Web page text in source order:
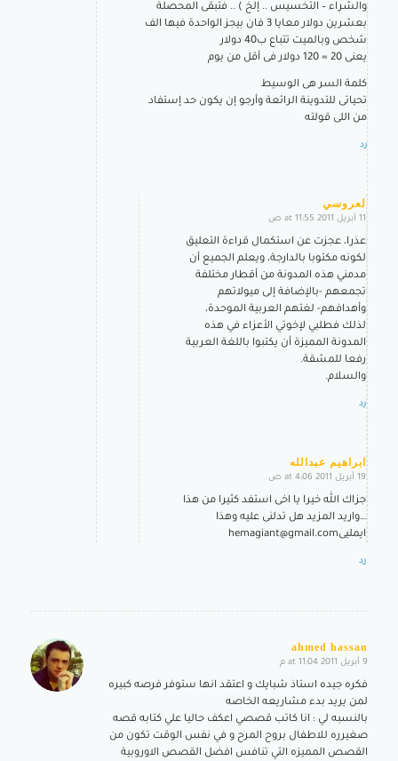
والشراء – التخسيس .. إلخ ) .. فتبقى المحصلة
بعشرين دولار معايا 3 فان بيجز الواحدة فيها الف
شخص وبالميت تتباع ب40 دولار
يعنى 20 = 120 دولار فى أقل من يوم
كلمة السر هى الوسيط
تحياتى للتدوينة الرائعة وأرجو إن يكون حد إستفاد
من اللى قولته
رد
لعروسي
says:
11 أبريل 2011 at 11:55 ص
عذرا، عجزت عن استكمال قراءة التعليق
لكونه مكتوبا بالدارجة، ويعلم الجميع أن
مدمني هذه المدونة من أقطار مختلفة
تجمعهم -بالإضافة إلى ميولاتهم
وأهدافهم- لغتهم العربية الموحدة،
لذلك فطلبي لإخوتي الأعزاء في هذه
المدونة المميزة أن يكتبوا باللغة العربية
رفعا للمشقة.
والسلام.
رد
ابراهيم عبدالله
says:
19 أبريل 2011 at 4:06 ص
جزاك الله خيرا يا اخى استفد كثيرا من هذا
…واريد المزيد هل تدلنى عليه وهذا
ايمليىhemagiant@gmail.com
رد
ahmed hassan
says:
9 أبريل 2011 at 11:04 م
فكره جيده استاذ شبايك و اعتقد انها ستوفر فرصه كبيره
لمن يريد بدء مشاريعه الخاصه
بالنسبه لي : انا كاتب قصصي اعكف حاليا علي كتابه قصه
صغيرره للاطفال بروح المرح و في نفس الوقت تكون من
القصص المميزه التي تنافس افضل القصص الاوروبية